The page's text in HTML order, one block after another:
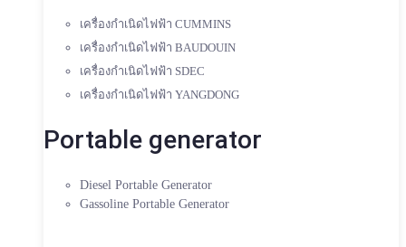
เครื่องกำเนิดไฟฟ้า CUMMINS
เครื่องกำเนิดไฟฟ้า BAUDOUIN
เครื่องกำเนิดไฟฟ้า SDEC
เครื่องกำเนิดไฟฟ้า YANGDONG
Portable generator
Diesel Portable Generator
Gassoline Portable Generator